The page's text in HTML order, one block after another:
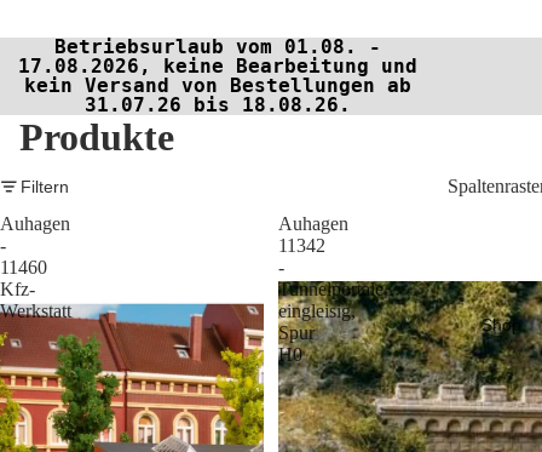
Shop
Betriebsurlaub vom 01.08. -
17.08.2026, keine Bearbeitung und
kein Versand von Bestellungen ab
31.07.26 bis 18.08.26.
Produkte
Filtern
Auhagen
-
11460
Kfz-
Werkstatt
Auhagen
11342
-
Tunnelportale
eingleisig,
Spur
H0